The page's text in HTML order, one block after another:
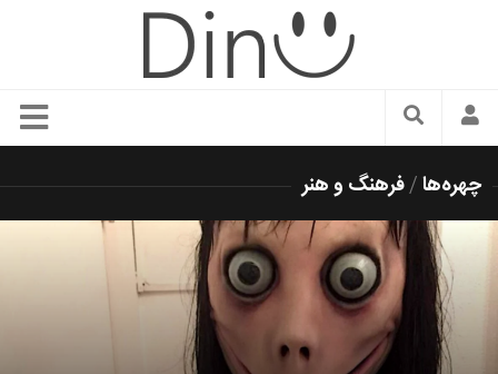
سبک زندگی
زیبایی و آرایش
شیک پوشی
دکوراسیون و چیدمان
چهره‌ها/فرهنگ و هنر